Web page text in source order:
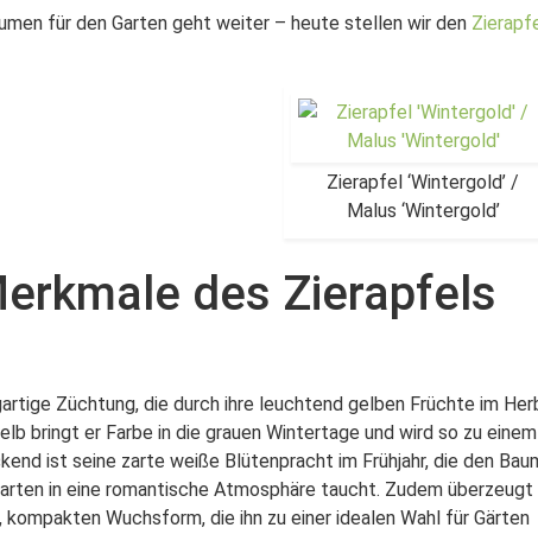
für den Garten geht weiter – heute stellen wir den
Zierapfel ‘Wintergold’ /
Malus ‘Wintergold’
des Zierapfels
Züchtung, die durch ihre leuchtend gelben Früchte im
bringt er Farbe in die grauen Wintertage und wird so zu einem
ist seine zarte weiße Blütenpracht im Frühjahr, die den
in eine romantische Atmosphäre taucht. Zudem überzeugt
Wuchsform, die ihn zu einer idealen Wahl für Gärten